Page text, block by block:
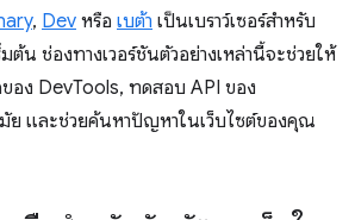
, Dev หรือ เบต้า เป็นเบราว์เซอร์สำหรับ
น ช่องทางเวอร์ชันตัวอย่างเหล่านี้จะช่วยให้
อง DevTools, ทดสอบ API ของ
ย และช่วยค้นหาปัญหาในเว็บไซต์ของคุณ